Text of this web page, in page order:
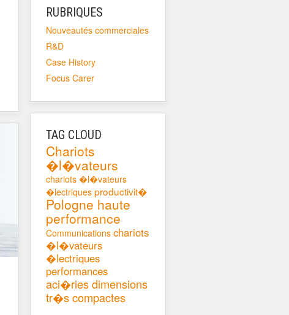
RUBRIQUES
Nouveautés commerciales
R&D
Case History
Focus Carer
TAG CLOUD
Chariots
�l�vateurs
chariots �l�vateurs
�lectriques productivit�
Pologne haute
performance
Communications chariots
�l�vateurs
�lectriques
performances
aci�riesdimensions
tr�s compactes